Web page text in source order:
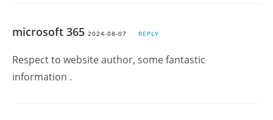
microsoft 365 2024-08-07 REPLY
Respect to website author, some fantastic
information .